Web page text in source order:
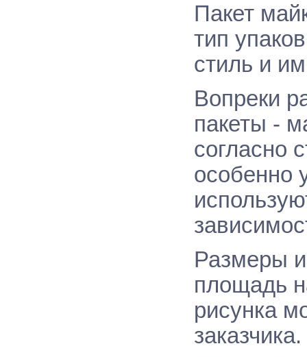
Пакет
тип
стиль и
Вопреки
пакеты -
согласно
особенно
Размеры
площадь
рисунка
заказчика.